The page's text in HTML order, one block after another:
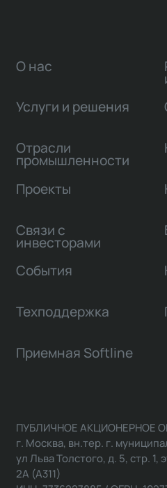
О нас
Услуги и решения
Отрасли
промышленности
Проекты
Связи с
инвесторами
События
Техподдержка
Приемная Softline
ПУБЛИЧНОЕ АКЦИОНЕРНОЕ
г. Москва, вн.тер. г.
ул Льва Толстого, д. 5, стр.
2А (А311)